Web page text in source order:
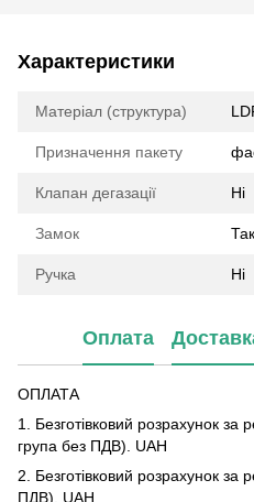
Характеристики
Матеріал (структура)
Призначення пакету
Клапан дегазації Ні
Замок Так
Ручка Ні
Оплата
ОПЛАТА
1. Безготівковий розрахунок за
група без ПДВ). UAH
2. Безготівковий розрахунок за
ПДВ). UAH